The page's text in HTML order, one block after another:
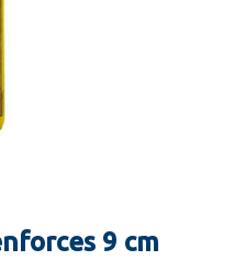
9 cm